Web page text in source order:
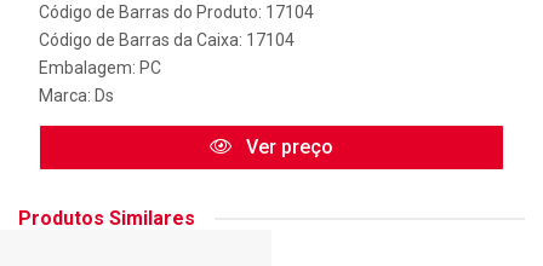
Código de Barras do Produto: 17104
Código de Barras da Caixa: 17104
Embalagem: PC
Marca: Ds
Ver preço
Produtos Similares